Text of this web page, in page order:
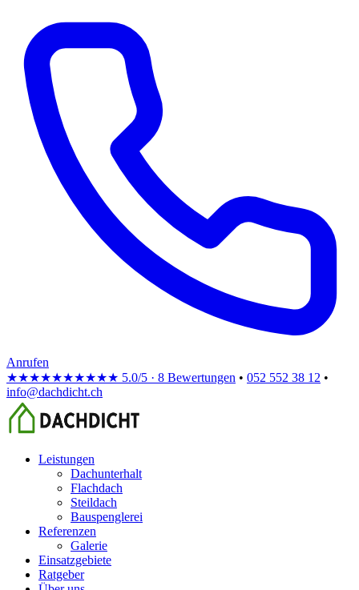
Anrufen
★★★★★★★★★★ 5.0/5 · 8 Bewertungen • 052 552 38 12 •
info@dachdicht.ch
Leistungen
Dachunterhalt
Flachdach
Steildach
Bauspenglerei
Referenzen
Galerie
Einsatzgebiete
Ratgeber